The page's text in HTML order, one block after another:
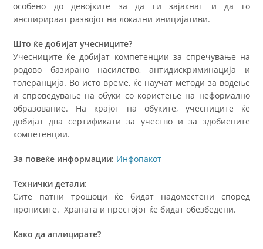
особено до девојките за да ги зајакнат и да го
инспирираат развојот на локални иницијативи.
Што ќе добијат учесниците?
Учесниците ќе добијат компетенции за спречување на
родово базирано насилство, антидискриминација и
толеранција. Во исто време, ќе научат методи за водење
и спроведување на обуки со користење на неформално
образование. На крајот на обуките, учесниците ќе
добијат два сертификати за учество и за здобиените
компетенции.
За повеќе информации: Инфопакот
Технички детали:
Сите патни трошоци ќе бидат надоместени според
прописите. Храната и престојот ќе бидат обезбедени.
Како да аплицирате?